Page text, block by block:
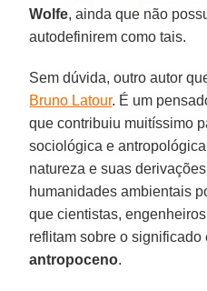
Wolfe, ainda que não
autodefinirem como tais.
Sem dúvida, outro autor
Bruno Latour. É um
que contribuiu muitíssimo
sociológica e
natureza e suas
humanidades ambientais
que cientistas,
reflitam sobre o
antropoceno.